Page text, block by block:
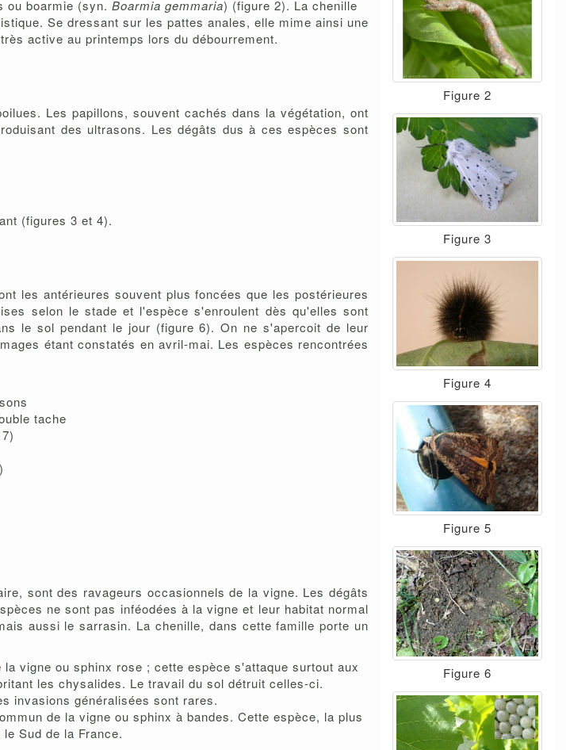
ou boarmie (syn. Boarmia gemmaria) (figure 2). La chenille
Se dressant sur les pattes anales, elle mime ainsi une
active au printemps lors du débourrement.
Les papillons, souvent cachés dans la végétation, ont
des ultrasons. Les dégâts dus à ces espèces sont
(figures 3 et 4).
les antérieures souvent plus foncées que les postérieures
selon le stade et l'espèce s'enroulent dès qu'elles sont
le sol pendant le jour (figure 6). On ne s'apercoit de leur
étant constatés en avril-mai. Les espèces rencontrées
tache
)
sont des ravageurs occasionnels de la vigne. Les dégâts
ne sont pas inféodées à la vigne et leur habitat normal
aussi le sarrasin. La chenille, dans cette famille porte un
la vigne ou sphinx rose ; cette espèce s'attaque surtout aux
les chysalides. Le travail du sol détruit celles-ci.
invasions généralisées sont rares.
de la vigne ou sphinx à bandes. Cette espèce, la plus
Sud de la France.
Figure 2
Figure 3
Figure 4
Figure 5
Figure 6